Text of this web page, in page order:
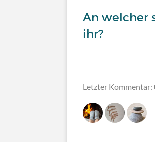
An welcher
ihr?
Letzter Kommentar: